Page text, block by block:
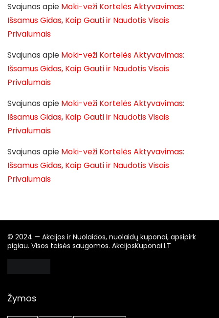
Svajunas apie Moki-veži Kortelės Aktyvavimas:
Išsamus Gidas, Kaip Gauti ir Naudotis Visais
Privalumais
Svajunas apie Moki-veži Kortelės Aktyvavimas:
Išsamus Gidas, Kaip Gauti ir Naudotis Visais
Privalumais
Svajunas apie Moki-veži Kortelės Aktyvavimas:
Išsamus Gidas, Kaip Gauti ir Naudotis Visais
Privalumais
Svajunas apie Moki-veži Kortelės Aktyvavimas:
Išsamus Gidas, Kaip Gauti ir Naudotis Visais
Privalumais
© 2024 — Akcijos ir Nuolaidos, nuolaidų kuponai, apsipirk
pigiau. Visos teisės saugomos. AkcijosKuponai.LT
Žymos